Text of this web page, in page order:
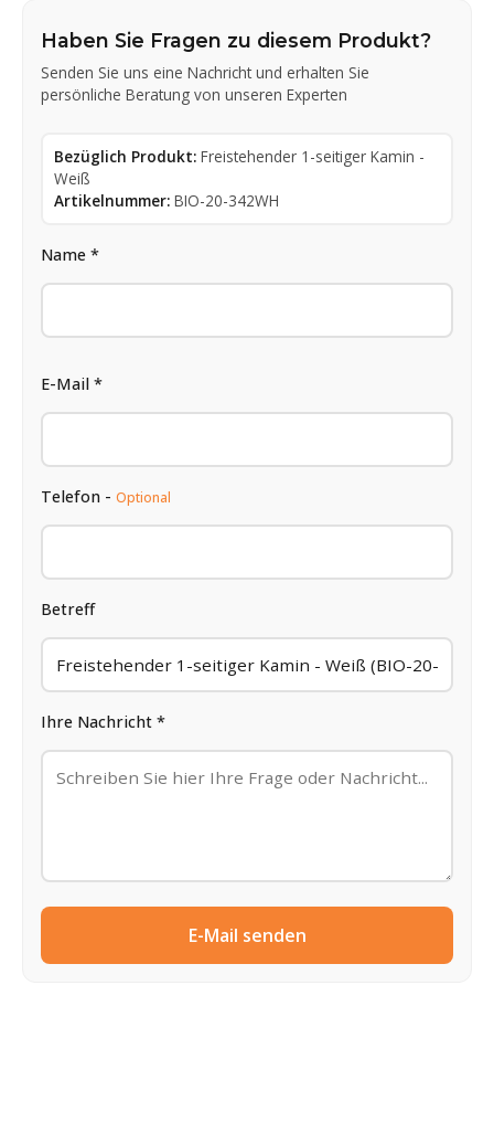
Haben Sie Fragen zu diesem Produkt?
Senden Sie uns eine Nachricht und erhalten Sie
persönliche Beratung von unseren Experten
Bezüglich Produkt: Freistehender 1-seitiger Kamin -
Weiß
Artikelnummer: BIO-20-342WH
Name *
E-Mail *
Telefon - Optional
Betreff
Ihre Nachricht *
E-Mail senden